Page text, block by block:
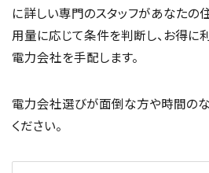
に詳しい専門のスタッフがあなたの
用量に応じて条件を判断し、お得に
電力会社を手配します。
電力会社選びが面倒な方や時間の
ください。